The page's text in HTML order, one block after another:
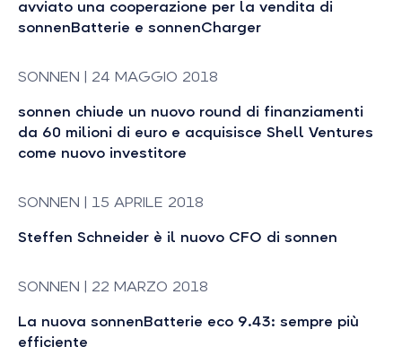
avviato una cooperazione per la vendita di
sonnenBatterie e sonnenCharger
SONNEN | 24 MAGGIO 2018
sonnen chiude un nuovo round di finanziamenti
da 60 milioni di euro e acquisisce Shell Ventures
come nuovo investitore
SONNEN | 15 APRILE 2018
Steffen Schneider è il nuovo CFO di sonnen
SONNEN | 22 MARZO 2018
La nuova sonnenBatterie eco 9.43: sempre più
efficiente